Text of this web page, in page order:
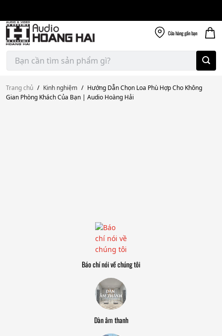
content
Cửa hànggần bạn
Tìm
kiếm:
Trang chủ / Kinh nghiệm / Hướng Dẫn Chọn Loa Phù Hợp Cho Không
Gian Phòng Khách Của Bạn | Audio Hoàng Hải
Báo chí nói về chúng tôi
Dàn âm thanh